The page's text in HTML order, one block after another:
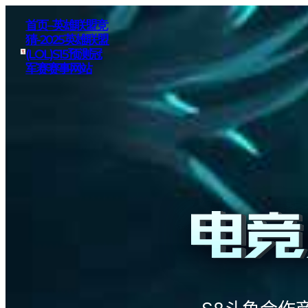
首页–英雄联盟竞
猜-2025英雄联盟
(LOL)S15预测冠
军赛赛事网站